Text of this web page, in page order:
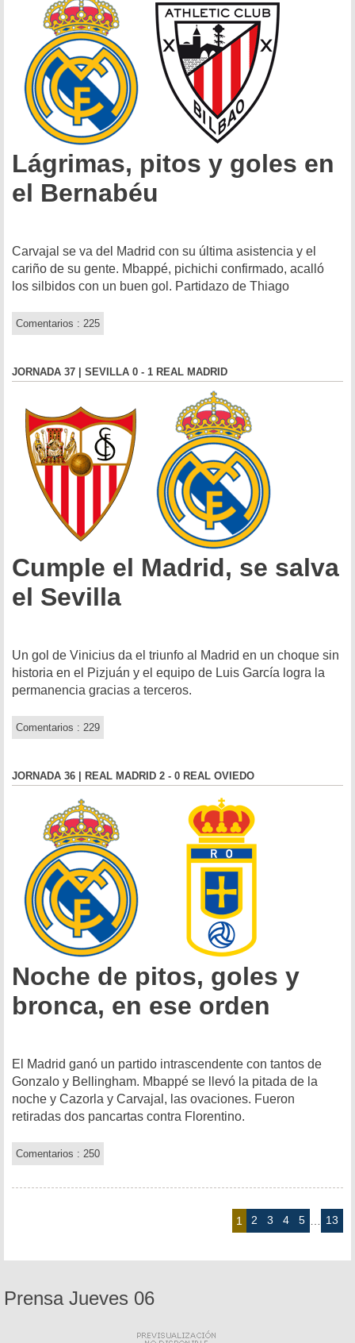
Lágrimas, pitos y goles en
el Bernabéu
Carvajal se va del Madrid con su última asistencia y el
cariño de su gente. Mbappé, pichichi confirmado, acalló
los silbidos con un buen gol. Partidazo de Thiago
Comentarios : 225
JORNADA 37 | SEVILLA 0 - 1 REAL MADRID
Cumple el Madrid, se salva
el Sevilla
Un gol de Vinicius da el triunfo al Madrid en un choque sin
historia en el Pizjuán y el equipo de Luis García logra la
permanencia gracias a terceros.
Comentarios : 229
JORNADA 36 | REAL MADRID 2 - 0 REAL OVIEDO
Noche de pitos, goles y
bronca, en ese orden
El Madrid ganó un partido intrascendente con tantos de
Gonzalo y Bellingham. Mbappé se llevó la pitada de la
noche y Cazorla y Carvajal, las ovaciones. Fueron
retiradas dos pancartas contra Florentino.
Comentarios : 250
1 2 3 4 5 13
Prensa Jueves 06